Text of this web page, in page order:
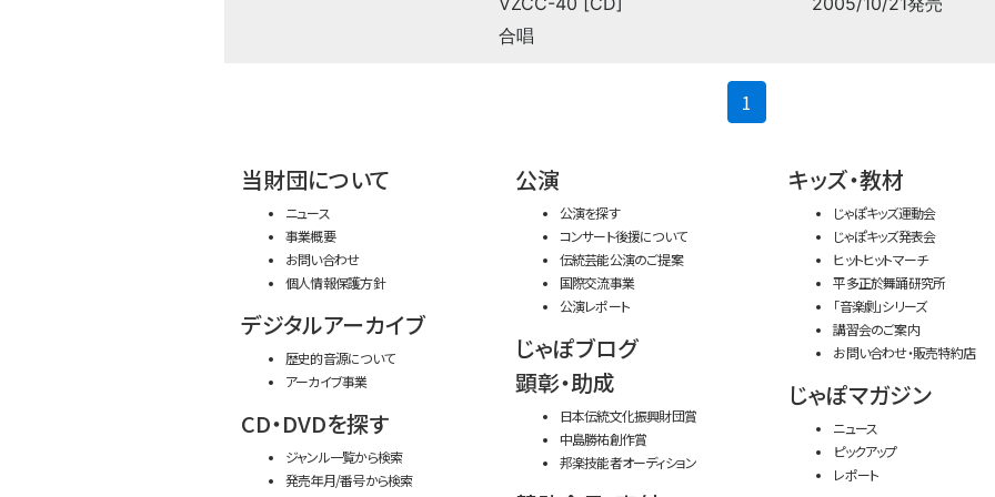
合唱
1
当財団について
ニュース
事業概要
お問い合わせ
個人情報保護方針
デジタルアーカイブ
歴史的音源について
アーカイブ事業
CD・DVDを探す
ジャンル一覧から検索
発売年月/番号から検索
公演
公演を探す
コンサート後援について
伝統芸能公演のご提案
国際交流事業
公演レポート
じゃぽブログ
顕彰・助成
日本伝統文化振興財団賞
中島勝祐創作賞
邦楽技能者オーディション
キッズ・教材
じゃぽキッズ運動会
じゃぽキッズ発表会
ヒットヒットマーチ
平多正於舞踊研究所
「音楽劇」シリーズ
講習会のご案内
お問い合わせ・販売特約店
じゃぽマガジン
ニュース
ピックアップ
レポート